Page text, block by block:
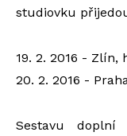
studiovku
19. 2. 2016 - Zlín,
20. 2. 2016 -
Sestavu doplní